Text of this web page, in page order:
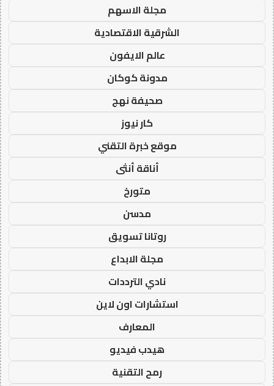
مجلة الاسهم
الشرقية الاقتصادية
عالم الايفون
مدونة كوكان
صحيفة نهج
كار نيوز
موقع خبرة التقني
أناقة أنثى
متورخ
مدسن
روتانا تسويق
مجلة الابداع
نادي الترددات
استشارات اون لاين
المعارف
هيدب فيديو
رمح التقنية